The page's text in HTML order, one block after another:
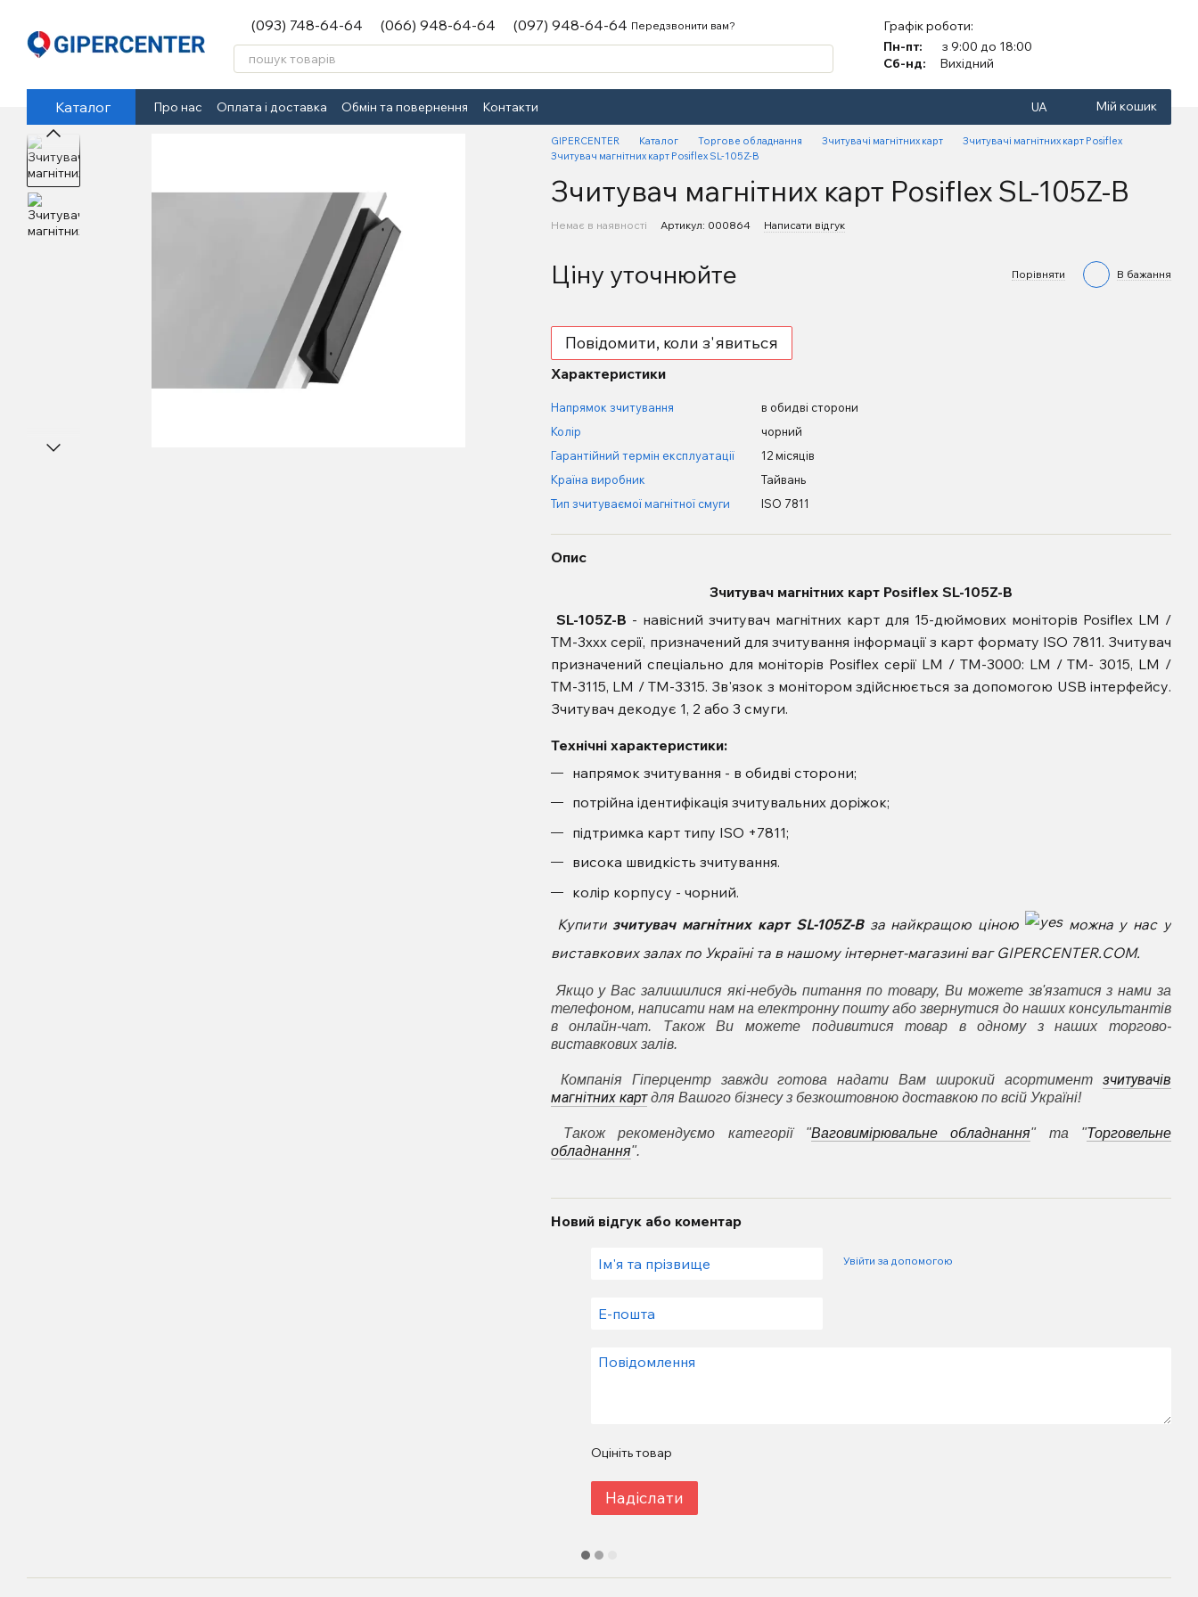
(093) 748-64-64 (066) 948-64-64 (097) 948-64-64 Передзвонити вам?
Графік роботи:
Пн-пт:
з 9:00 до 18:00
Сб-нд:
Вихідний
Каталог Про нас Оплата і доставка Обмін та повернення Контакти UA Мій кошик
GIPERCENTER Каталог Торгове обладнання Зчитувачі магнітних карт
Зчитувачі магнітних карт Posiflex
Зчитувач магнітних карт Posiflex SL-105Z-B
Зчитувач магнітних карт Posiflex SL-105Z-B
Немає в наявності Артикул: 000864 Написати відгук
Ціну уточнюйте Порівняти В бажання
Повідомити, коли з'явиться
Характеристики
Напрямок зчитування
в обидві сторони
Колір
чорний
Гарантійний термін експлуатації
12 місяців
Країна виробник
Тайвань
Тип зчитуваємої магнітної смуги
ISO 7811
Опис
Зчитувач магнітних карт Posiflex SL-105Z-B
SL-105Z-B - навісний зчитувач магнітних карт для 15-дюймових моніторів Posiflex LM /
TM-3ххх серії, призначений для зчитування інформації з карт формату ISO 7811. Зчитувач
призначений спеціально для моніторів Posiflex серії LM / TM-3000: LM / TM- 3015, LM /
TM-3115, LM / TM-3315. Зв'язок з монітором здійснюється за допомогою USB інтерфейсу.
Зчитувач декодує 1, 2 або 3 смуги.
Технічні характеристики:
напрямок зчитування - в обидві сторони;
потрійна ідентифікація зчитувальних доріжок;
підтримка карт типу ISO +7811;
висока швидкість зчитування.
колір корпусу - чорний.
Купитизчитувач магнітних карт SL-105Z-B за найкращою ціною
можна у нас у
виставкових залах по Україні та в нашому інтернет-магазині ваг GIPERCENTER.COM.
Якщо у Вас залишилися які-небудь питання по товару, Ви можете зв'язатися з нами за
телефоном, написати нам на електронну пошту або звернутися до наших консультантів
в онлайн-чат. Також Ви можете подивитися товар в одному з наших торгово-
виставкових залів.
Компанія Гіперцентр завжди готова надати Вам широкий асортимент зчитувачів
магнітних картдля Вашого бізнесу з безкоштовною доставкою по всій Україні!
Також рекомендуємо категорії "Ваговимірювальне обладнання" та "Торговельне
обладнання".
Новий відгук або коментар
Увійти за допомогою
Оцініть товар
Надіслати